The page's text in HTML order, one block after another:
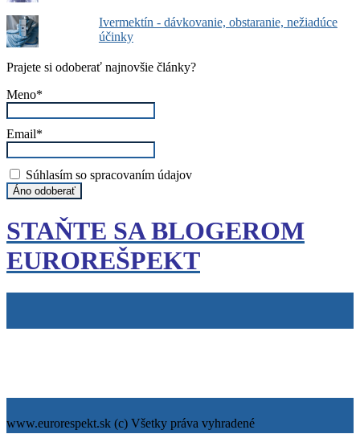
Ivermektín - dávkovanie, obstaranie, nežiadúce
účinky
Prajete si odoberať najnovšie články?
Meno*
Email*
Súhlasím so spracovaním údajov
STAŇTE SA BLOGEROM
EUROREŠPEKT
www.eurorespekt.sk (c) Všetky práva vyhradené